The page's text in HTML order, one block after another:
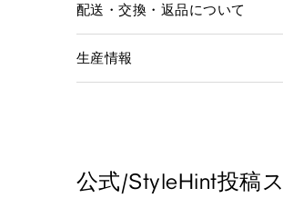
配送・交換・返品について
生産情報
公式/StyleHint投稿